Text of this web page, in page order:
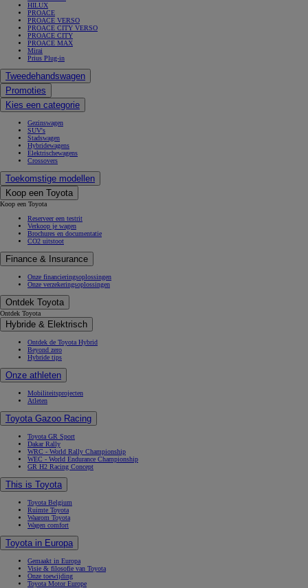
HILUX
PROACE
PROACE VERSO
PROACE CITY VERSO
PROACE CITY
PROACE MAX
Mirai
Prius Plug-in
Tweedehandswagen
Promoties
Kies een categorie
Gezinswagen
SUV's
Stadswagen
Hybridewagens
Elektrischewagens
Crossovers
Toekomstige modellen
Koop een Toyota
Koop een Toyota
Reserveer een testrit
Verkoop je wagen
Brochures en documentatie
CO2 uitstoot
Finance & Insurance
Onze financieringsoplossingen
Onze verzekeringsoplossingen
Ontdek Toyota
Ontdek Toyota
Hybride & Elektrisch
Ontdek de Toyota Hybrid
Beyond zero
Hybride tips
Onze athleten
Mobiliteitsprojecten
Atleten
Toyota Gazoo Racing
Toyota GR Sport
Dakar Rally
WRC - World Rally Championship
WEC - World Endurance Championship
GR H2 Racing Concept
This is Toyota
Toyota Belgium
Ruimte Toyota
Waarom Toyota
Wagen comfort
Toyota in Europa
Gemaakt in Europa
Visie & filosofie van Toyota
Onze toewijding
Toyota Motor Europe